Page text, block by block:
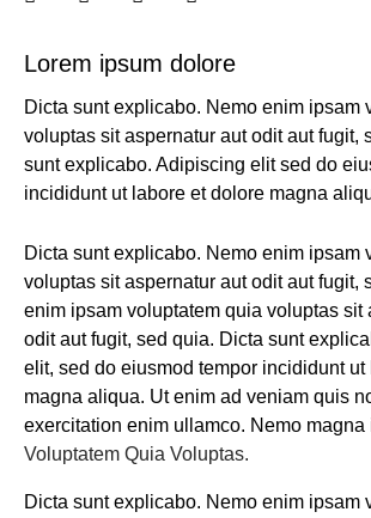
Lorem ipsum dolore
Dicta sunt explicabo. Nemo enim ipsam
voluptas sit aspernatur aut odit aut fugit,
sunt explicabo. Adipiscing elit sed do
incididunt ut labore et dolore magna
Dicta sunt explicabo. Nemo enim ipsam
voluptas sit aspernatur aut odit aut fugit,
enim ipsam voluptatem quia voluptas sit
odit aut fugit, sed quia. Dicta sunt
elit, sed do eiusmod tempor incididunt
magna aliqua. Ut enim ad veniam quis
exercitation enim ullamco. Nemo magna
Voluptatem Quia Voluptas.
Dicta sunt explicabo. Nemo enim ipsam